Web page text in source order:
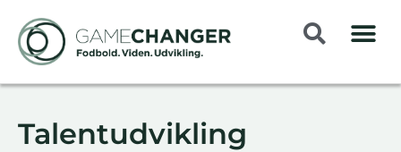
Talentudvikling